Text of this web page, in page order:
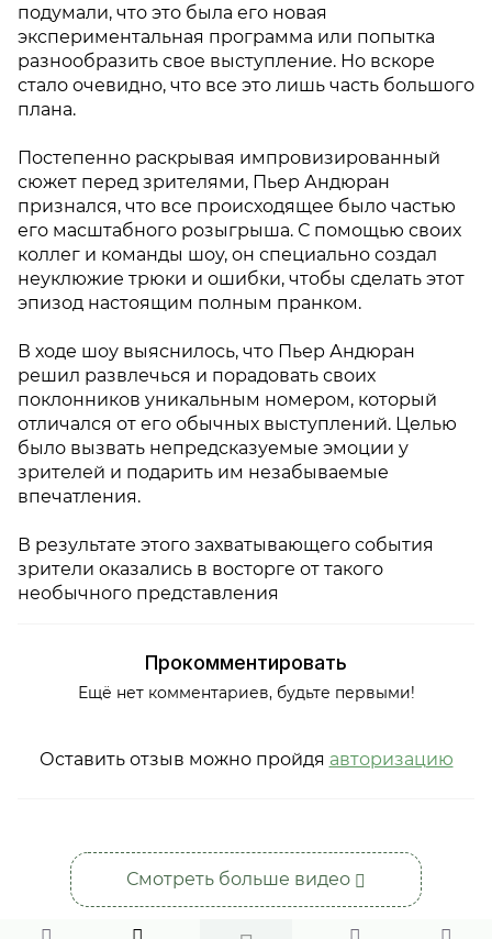
подумали, что это была его новая
экспериментальная программа или попытка
разнообразить свое выступление. Но вскоре
стало очевидно, что все это лишь часть большого
плана.
Постепенно раскрывая импровизированный
сюжет перед зрителями, Пьер Андюран
признался, что все происходящее было частью
его масштабного розыгрыша. С помощью своих
коллег и команды шоу, он специально создал
неуклюжие трюки и ошибки, чтобы сделать этот
эпизод настоящим полным пранком.
В ходе шоу выяснилось, что Пьер Андюран
решил развлечься и порадовать своих
поклонников уникальным номером, который
отличался от его обычных выступлений. Целью
было вызвать непредсказуемые эмоции у
зрителей и подарить им незабываемые
впечатления.
В результате этого захватывающего события
зрители оказались в восторге от такого
необычного представления
Прокомментировать
Ещё нет комментариев, будьте первыми!
Оставить отзыв можно пройдя авторизацию
Смотреть больше видео